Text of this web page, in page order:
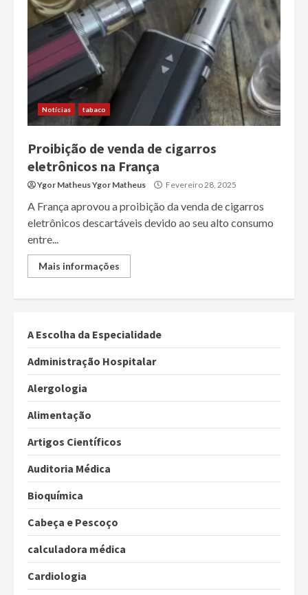
Notícias tabaco
Proibição de venda de cigarros
eletrônicos na França
Ygor Matheus Ygor Matheus Fevereiro 28, 2025
A França aprovou a proibição da venda de cigarros
eletrônicos descartáveis devido ao seu alto consumo
entre...
Mais informações
A Escolha da Especialidade
Administração Hospitalar
Alergologia
Alimentação
Artigos Científicos
Auditoria Médica
Bioquímica
Cabeça e Pescoço
calculadora médica
Cardiologia